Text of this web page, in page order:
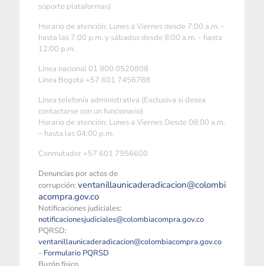
soporte plataformas)
Horario de atención: Lunes a Viernes desde 7:00 a.m. –
hasta las 7:00 p.m. y sábados desde 8:00 a.m. - hasta
12:00 p.m.
Linea nacional 01 800 0520808
Linea Bogotá +57 601 7456788
Linea telefonía administrativa (Exclusiva si desea
contactarse con un funcionario)
Horario de atención: Lunes a Viernes Desde 08:00 a.m.
– hasta las 04:00 p.m.
Conmutador +57 601 7956600
Denuncias por actos de
corrupción: ventanillaunicaderadicacion@colombi
acompra.gov.co
Notificaciones judiciales:
notificacionesjudiciales@colombiacompra.gov.co
PQRSD:
ventanillaunicaderadicacion@colombiacompra.gov.co
- Formulario PQRSD